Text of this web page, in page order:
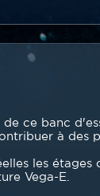
ce banc
à des
les
Vega-E.